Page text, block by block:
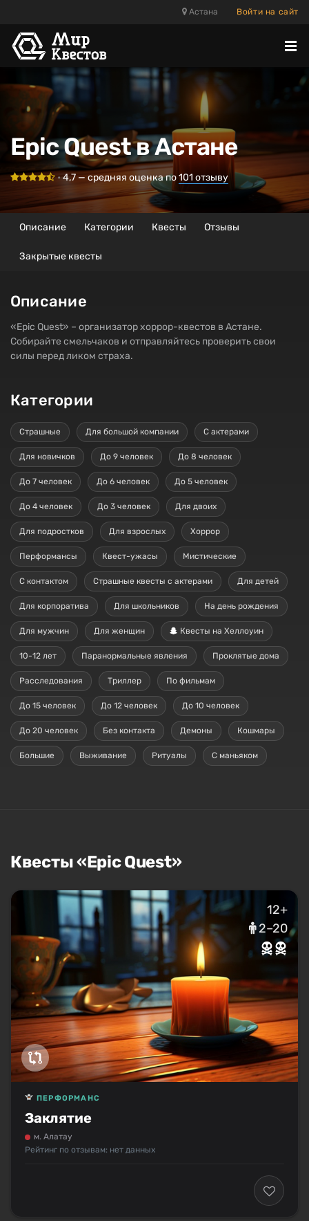
Астана Войти на сайт
Epic Quest в Астане
•4,7 — средняя оценка по101 отзыву
Описание Категории Квесты Отзывы
Закрытые квесты
Описание
«Epic Quest» – организатор хоррор-квестов в Астане.
Собирайте смельчаков и отправляйтесь проверить свои
силы перед ликом страха.
Категории
Страшные Для большой компании С актерами
Для новичков До 9 человек До 8 человек
До 7 человек До 6 человек До 5 человек
До 4 человек До 3 человек Для двоих
Для подростков Для взрослых Хоррор
Перформансы Квест-ужасы Мистические
С контактом Страшные квесты с актерами Для детей
Для корпоратива Для школьников На день рождения
Для мужчин Для женщин Квесты на Хеллоуин
10-12 лет Паранормальные явления Проклятые дома
Расследования Триллер По фильмам
До 15 человек До 12 человек До 10 человек
До 20 человек Без контакта Демоны Кошмары
Большие Выживание Ритуалы С маньяком
Квесты «Epic Quest»
12+
2–20
Заклятие
ПЕРФОРМАНС
м. Алатау
Рейтинг по отзывам: нет данных